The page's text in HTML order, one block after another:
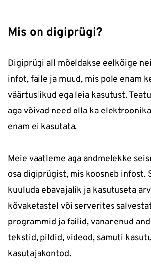
Mis on digiprügi?
Digiprügi all mõeldakse eelkõige
infot, faile ja muud, mis pole enam
väärtuslikud ega leia kasutust.
aga võivad need olla ka
enam ei kasutata.
Meie vaatleme aga andmelekke
osa digiprügist, mis koosneb infost.
kuuluda ebavajalik ja kasutuseta
kõvaketastel või serverites
programmid ja failid, vananenud
tekstid, pildid, videod, samuti
kasutajakontod.